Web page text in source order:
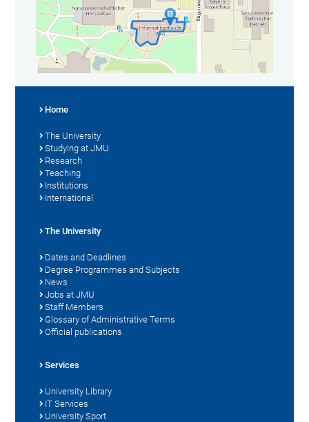
Home
The University
Studying at JMU
Research
Teaching
Institutions
International
The University
Dates and Deadlines
Degree Programmes and Subjects
News
Jobs at JMU
Staff Members
Glossary of Administrative Terms
Official publications
Services
University Library
IT Services
University Sport